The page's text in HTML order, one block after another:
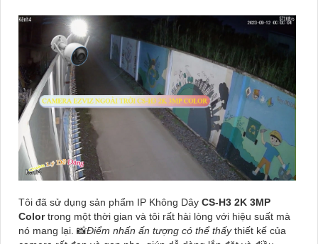
Tôi đã sử dụng sản phẩm IP Không Dây CS-H3 2K 3MP
Colortrong một thời gian và tôi rất hài lòng với hiệu suất mà
nó mang lại. 📸Điểm nhấn ấn tượng có thể thấythiết kế của